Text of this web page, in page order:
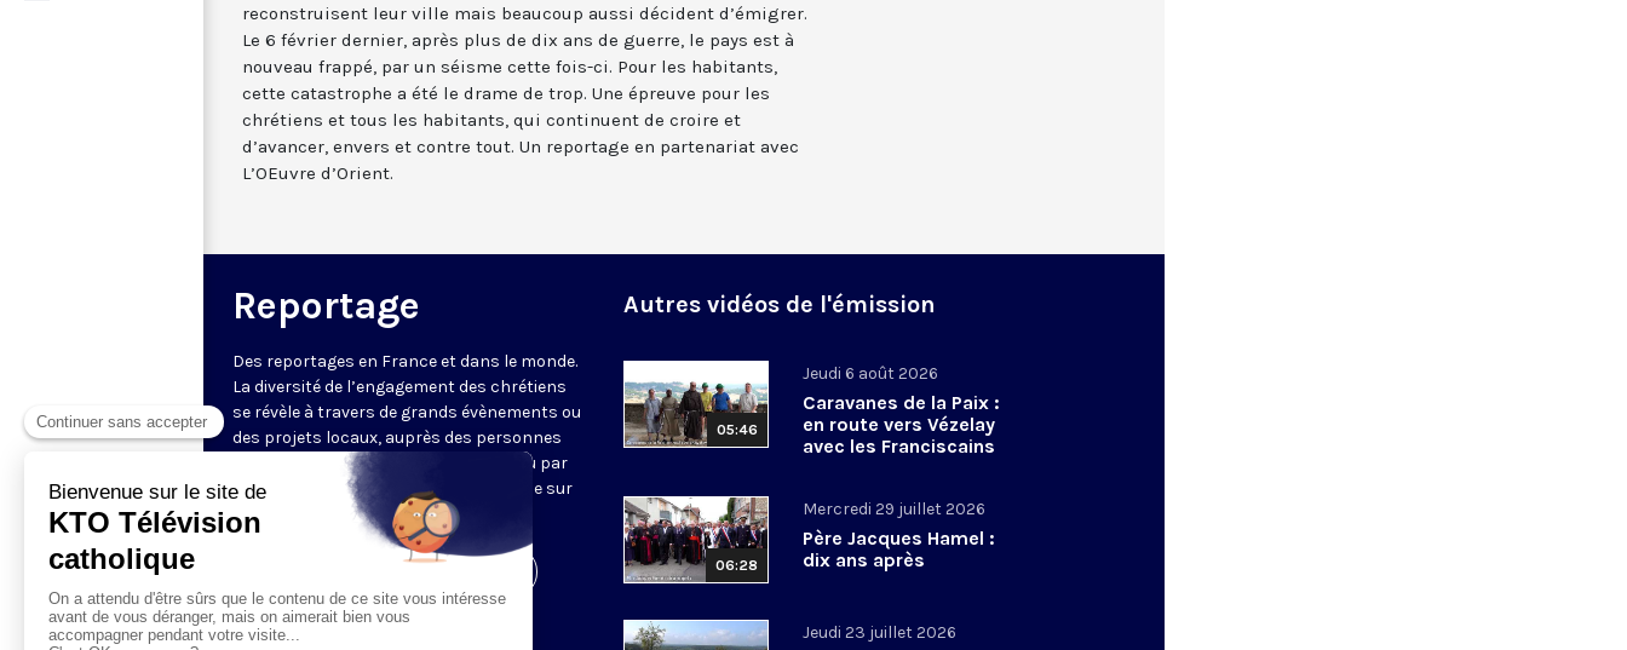
reconstruisent leur ville mais beaucoup aussi décident d’émigrer.
Le 6 février dernier, après plus de dix ans de guerre, le pays est à
nouveau frappé, par un séisme cette fois-ci. Pour les habitants,
cette catastrophe a été le drame de trop. Une épreuve pour les
chrétiens et tous les habitants, qui continuent de croire et
d’avancer, envers et contre tout. Un reportage en partenariat avec
L’OEuvre d’Orient.
Reportage
Des reportages en France et dans le monde.
La diversité de l’engagement des chrétiens
se révèle à travers de grands évènements ou
des projets locaux, auprès des personnes
fragiles, au service du Bien commun ou par
l’évangélisation. Un regard d’espérance sur
le monde.
Autres vidéos de l'émission
05:46
Jeudi 6 août 2026
Caravanes de la Paix :
en route vers Vézelay
avec les Franciscains
06:28
Mercredi 29 juillet 2026
Père Jacques Hamel :
dix ans après
Jeudi 23 juillet 2026